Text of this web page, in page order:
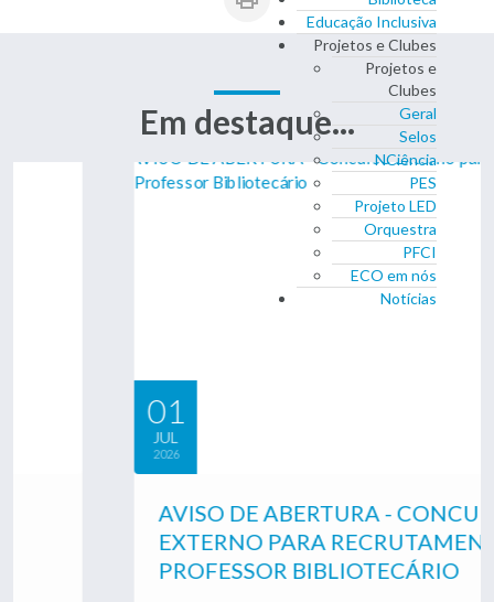
Educação Inclusiva
Projetos e Clubes
Projetos e
Clubes
Geral
Selos
NCiência
PES
Projeto LED
Orquestra
PFCI
ECO em nós
Notícias
Em destaque...
AVISO DE ABERTURA - CONCURSO
EXTERNO PARA RECRUTAMENTO DE
PROFESSOR BIBLIOTECÁRIO